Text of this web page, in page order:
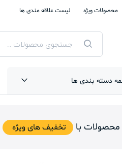
محصولات ویژه لیست علاقه مندی ها
جستجوی
محصولات
دسته بندی ها
با تخفیف های ویژه